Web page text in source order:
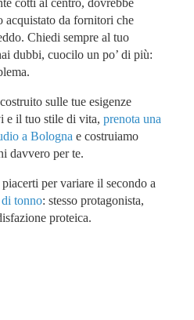
cotti al centro, dovrebbe
acquistato da fornitori che
Chiedi sempre al tuo
dubbi, cuocilo un po’ di più:
sulle tue esigenze
e il tuo stile di vita, prenota una
a Bologna e costruiamo
davvero per te.
per variare il secondo a
tonno: stesso protagonista,
proteica.